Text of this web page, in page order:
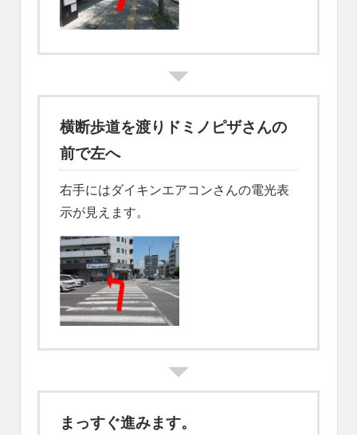
横断歩道を渡りドミノピザさんの
前で左へ
右手にはダイキンエアコンさんの電光表
示が見えます。
まっすぐ進みます。